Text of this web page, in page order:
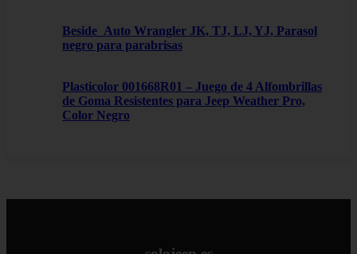
Beside_Auto Wrangler JK, TJ, LJ, YJ, Parasol
negro para parabrisas
Plasticolor 001668R01 – Juego de 4 Alfombrillas
de Goma Resistentes para Jeep Weather Pro,
Color Negro